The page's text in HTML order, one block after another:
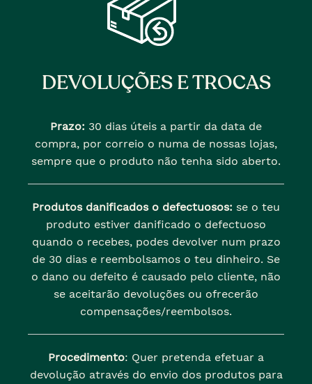
DEVOLUÇÕES E TROCAS
Prazo: 30 dias úteis a partir da data de
compra, por correio o numa de nossas lojas,
sempre que o produto não tenha sido aberto.
Produtos danificados o defectuosos: se o teu
produto estiver danificado o defectuoso
quando o recebes, podes devolver num prazo
de 30 dias e reembolsamos o teu dinheiro. Se
o dano ou defeito é causado pelo cliente, não
se aceitarão devoluções ou ofrecerão
compensações/reembolsos.
Procedimento: Quer pretenda efetuar a
devolução através do envio dos produtos para